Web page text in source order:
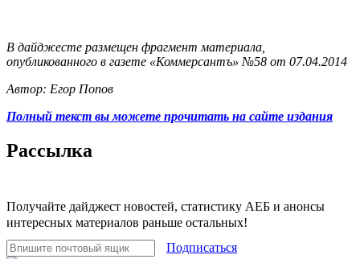
В дайджесте размещен фрагмент материала,
опубликованного в газете «Коммерсантъ» №58 от 07.04.2014
Автор: Егор Попов
Полный текст вы можете прочитать на сайте издания
Рассылка
Получайте дайджест новостей, статистику АЕБ и анонсы
интересных материалов раньше остальных!
Подписаться